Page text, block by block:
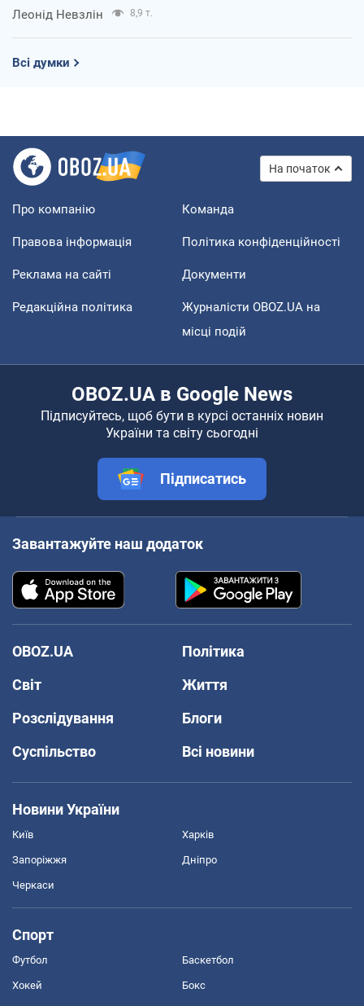
Леонід Невзлін 8,9 т.
Всі думки
На початок
Про компанію Команда
Правова інформація Політика конфіденційності
Реклама на сайті Документи
Редакційна політика
Журналісти OBOZ.UA на
місці подій
OBOZ.UA в Google News
Підписуйтесь, щоб бути в курсі останніх новин
України та світу сьогодні
Підписатись
Завантажуйте наш додаток
OBOZ.UA
Політика
Світ
Життя
Розслідування
Блоги
Суспільство
Всі новини
Новини України
Київ Харків
Запоріжжя Дніпро
Черкаси
Спорт
Футбол Баскетбол
Хокей Бокс